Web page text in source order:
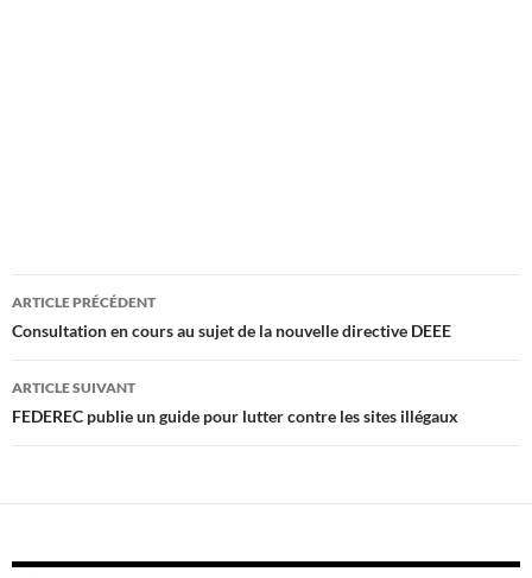
Navigation
des
articles
ARTICLE PRÉCÉDENT
Consultation en cours au sujet de la nouvelle directive DEEE
ARTICLE SUIVANT
FEDEREC publie un guide pour lutter contre les sites illégaux